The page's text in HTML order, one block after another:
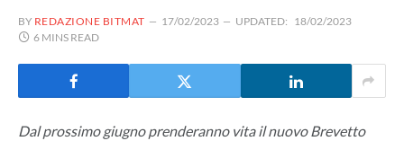
BY REDAZIONE BITMAT 17/02/2023 UPDATED: 18/02/2023
6 MINS READ
Dal prossimo giugno prenderanno vita il nuovo Brevetto